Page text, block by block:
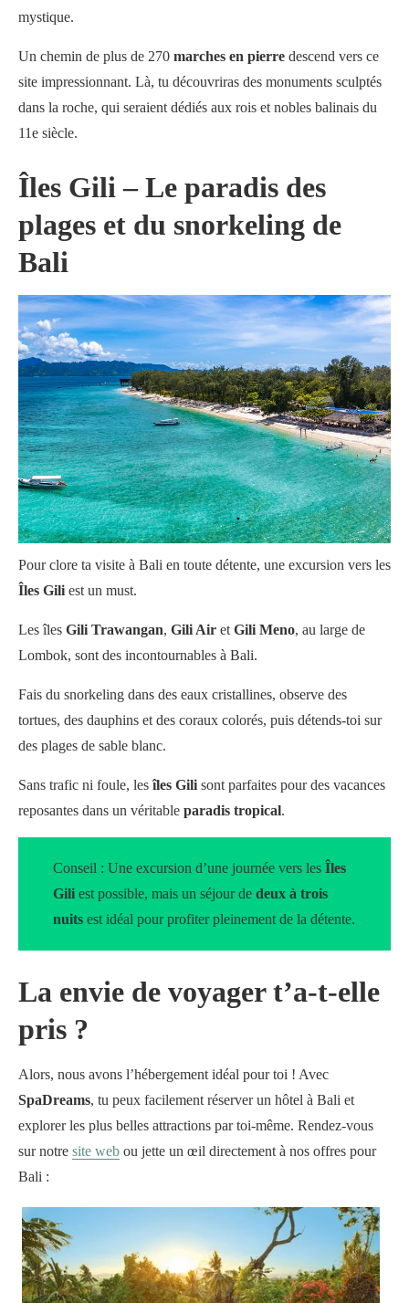
mystique.
Un chemin de plus de 270 marches en pierre descend vers ce
site impressionnant. Là, tu découvriras des monuments sculptés
dans la roche, qui seraient dédiés aux rois et nobles balinais du
11e siècle.
Îles Gili – Le paradis des
plages et du snorkeling de
Bali
Pour clore ta visite à Bali en toute détente, une excursion vers les
Îles Gili est un must.
Les îles Gili Trawangan, Gili Air et Gili Meno, au large de
Lombok, sont des incontournables à Bali.
Fais du snorkeling dans des eaux cristallines, observe des
tortues, des dauphins et des coraux colorés, puis détends-toi sur
des plages de sable blanc.
Sans trafic ni foule, lesîles Gili sont parfaites pour des vacances
reposantes dans un véritable paradis tropical.
Conseil : Une excursion d’une journée vers les Îles
Gili est possible, mais un séjour de deux à trois
nuits est idéal pour profiter pleinement de la détente.
La envie de voyager t’a-t-elle
pris ?
Alors, nous avons l’hébergement idéal pour toi ! Avec
SpaDreams, tu peux facilement réserver un hôtel à Bali et
explorer les plus belles attractions par toi-même. Rendez-vous
sur notre site web ou jette un œil directement à nos offres pour
Bali :